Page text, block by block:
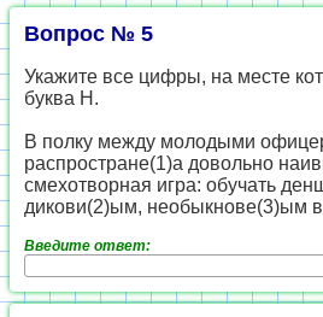
Вопрос № 5
Укажите все цифры, на месте
буква Н.
В полку между молодыми
распростране(1)а довольно
смехотворная игра: обучать
дикови(2)ым, необыкнове(3)ым
Введите ответ: